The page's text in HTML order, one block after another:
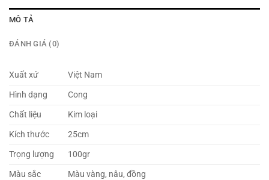
MÔ TẢ
ĐÁNH GIÁ (0)
Xuất xứ
Việt Nam
Hình dạng
Cong
Chất liệu
Kim loại
Kích thước
25cm
Trọng lượng
100gr
Màu sắc
Màu vàng, nâu, đồng